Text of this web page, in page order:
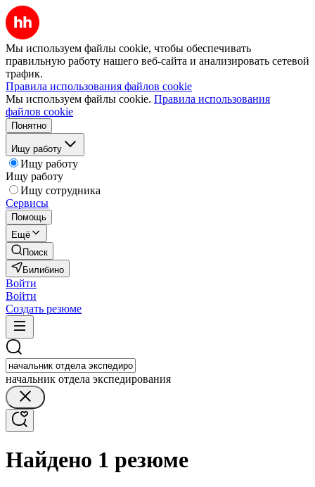
Мы используем файлы cookie, чтобы обеспечивать
правильную работу нашего веб-сайта и анализировать сетевой
трафик.
Правила использования файлов cookie
Мы используем файлы cookie. Правила использования
файлов cookie
Понятно
Ищу работу
Ищу работу
Ищу работу
Ищу сотрудника
Сервисы
Помощь
Ещё
Поиск
Билибино
Войти
Войти
Создать резюме
начальник отдела экспедирования
Найдено 1 резюме